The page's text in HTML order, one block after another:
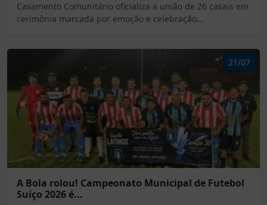
Casamento Comunitário oficializa a união de 26 casais em
cerimônia marcada por emoção e celebração...
21/07
A Bola rolou! Campeonato Municipal de Futebol
Suíço 2026 é...